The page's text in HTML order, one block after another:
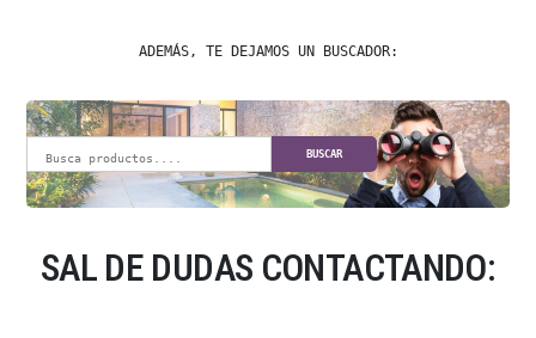
ADEMÁS, TE DEJAMOS UN BUSCADOR:
BUSCAR
SAL DE DUDAS CONTACTANDO: